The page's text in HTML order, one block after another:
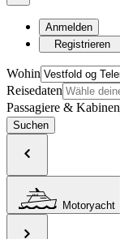
Anmelden
Registrieren
Wohin
Reisedaten
Passagiere & Kabinen
Suchen
Motoryacht